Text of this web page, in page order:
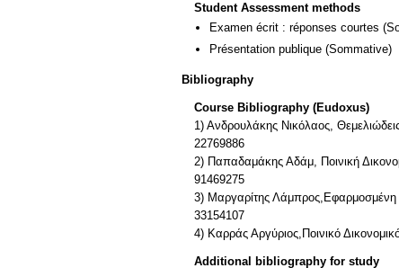
Student Assessment methods
Examen écrit : réponses courtes
Présentation publique (Sommative)
Bibliography
Course Bibliography (Eudoxus)
1) Ανδρουλάκης Νικόλαος,
22769886
2) Παπαδαμάκης Αδάμ, Ποινική
91469275
3) Μαργαρίτης
33154107
4) Καρράς Αργύριος,Ποινικό
Additional bibliography for study